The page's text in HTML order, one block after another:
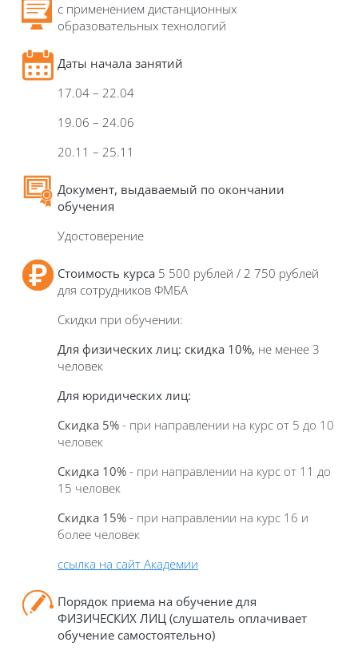
с применением дистанционных
образовательных технологий
Даты начала занятий
17.04 – 22.04
19.06 – 24.06
20.11 – 25.11
Документ, выдаваемый по окончании
обучения
Удостоверение
Стоимость курса 5 500 рублей / 2 750 рублей
для сотрудников ФМБА
Скидки при обучении:
Для физических лиц: скидка 10%, не менее 3
человек
Для юридических лиц:
Скидка 5% - при направлении на курс от 5 до 10
человек
Скидка 10% - при направлении на курс от 11 до
15 человек
Скидка 15% - при направлении на курс 16 и
более человек
ссылка на сайт Академии
Порядок приема на обучение для
ФИЗИЧЕСКИХ ЛИЦ (слушатель оплачивает
обучение самостоятельно)